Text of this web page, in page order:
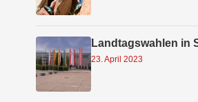
Landtagswahlen in
23. April 2023